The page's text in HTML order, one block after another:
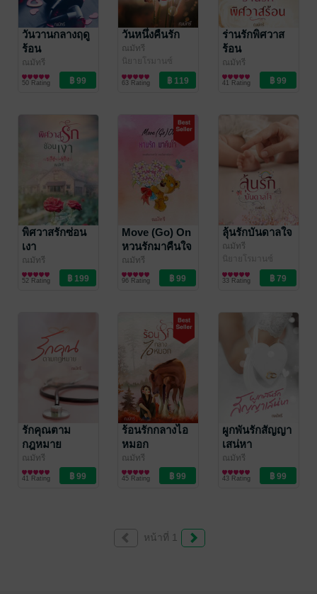
วันวานกลางฤดู
ร้อน
ณมัทรี
นิยายโรมานซ์
50 Rating
วันหนึ่งคืนรัก
ณมัทรี
นิยายโรมานซ์
63 Rating
ร่านรักพิศวาส
ร้อน
ณมัทรี
นิยายโรมานซ์
41 Rating
พิศวาสรักซ่อน
เงา
ณมัทรี
นิยายโรมานซ์
52 Rating
Move (Go) On
หวนรักมาคืนใจ
ณมัทรี
นิยายโรมานซ์
96 Rating
ลุ้นรักบันดาลใจ
ณมัทรี
นิยายโรมานซ์
33 Rating
รักคุณตาม
กฎหมาย
ณมัทรี
นิยายโรมานซ์
41 Rating
ร้อนรักกลางไอ
หมอก
ณมัทรี
นิยายโรมานซ์
45 Rating
ผูกพันรักสัญญา
เสน่หา
ณมัทรี
นิยายโรมานซ์
43 Rating
หน้าที่ 1